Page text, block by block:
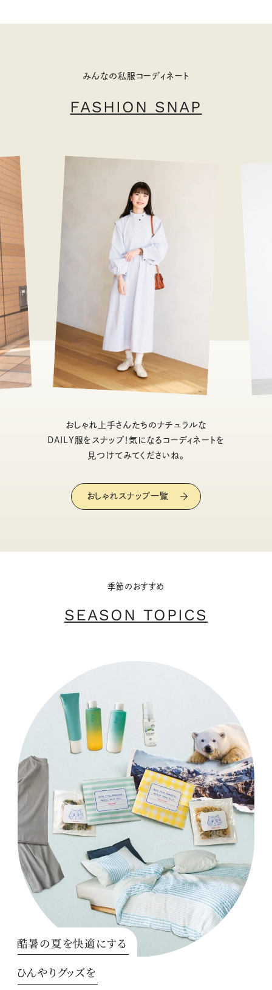
みんなの私服コーディネート
FASHION SNAP
おしゃれ上手さんたちのナチュラルな
DAILY服をスナップ！気になるコーディネートを
見つけてみてくださいね。
おしゃれスナップ一覧
季節のおすすめ
SEASON TOPICS
酷暑の夏を快適にする
ひんやりグッズを